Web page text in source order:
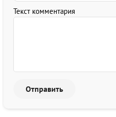
Текст комментария